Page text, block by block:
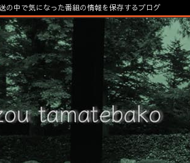
の中で気になった番組の情報を保存するブログ